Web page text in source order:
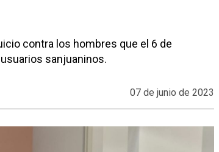
contra los hombres que el 6 de
sanjuaninos.
07 de junio de 2023